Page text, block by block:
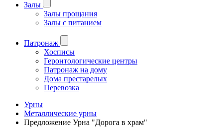
Залы
Залы прощания
Залы с питанием
Патронаж
Хосписы
Геронтологические центры
Патронаж на дому
Дома престарелых
Перевозка
Урны
Металлические урны
Предложение Урна "Дорога в храм"